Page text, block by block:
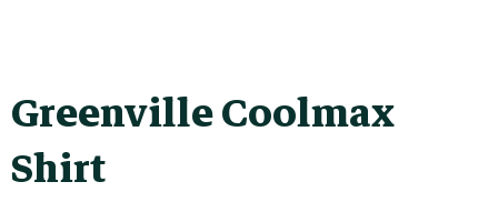
Greenville Coolmax
Shirt